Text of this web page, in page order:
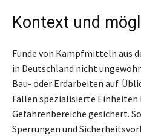
Kontext und
Funde von Kampfmitteln aus
in Deutschland nicht
Bau- oder Erdarbeiten auf.
Fällen spezialisierte Einheiten
Gefahrenbereiche gesichert.
Sperrungen und